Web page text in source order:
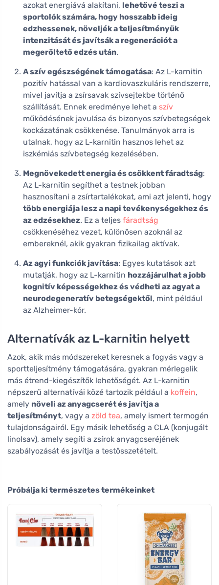
azokat energiává alakítani, lehetővé teszi a
sportolók számára, hogy hosszabb ideig
edzhessenek, növeljék a teljesítményük
intenzitását és javítsák a regenerációt a
megerőltető edzés után.
A szív egészségének támogatása: Az L-karnitin
pozitív hatással van a kardiovaszkuláris rendszerre,
mivel javítja a zsírsavak szívsejtekbe történő
szállítását. Ennek eredménye lehet a szív
működésének javulása és bizonyos szívbetegségek
kockázatának csökkenése. Tanulmányok arra is
utalnak, hogy az L-karnitin hasznos lehet az
iszkémiás szívbetegség kezelésében.
Megnövekedett energia és csökkent fáradtság:
Az L-karnitin segíthet a testnek jobban
hasznosítani a zsírtartalékokat, ami azt jelenti, hogy
több energiája lesz a napi tevékenységekhez és
az edzésekhez. Ez a teljes fáradtság
csökkenéséhez vezet, különösen azoknál az
embereknél, akik gyakran fizikailag aktívak.
Az agyi funkciók javítása: Egyes kutatások azt
mutatják, hogy az L-karnitin hozzájárulhat a jobb
kognitív képességekhez és védheti az agyat a
neurodegeneratív betegségektől, mint például
az Alzheimer-kór.
Alternatívák az L-karnitin helyett
Azok, akik más módszereket keresnek a fogyás vagy a
sportteljesítmény támogatására, gyakran mérlegelik
más étrend-kiegészítők lehetőségét. Az L-karnitin
népszerű alternatívái közé tartozik például a koffein,
amely növeli az anyagcserét és javítja a
teljesítményt, vagy a zöld tea, amely ismert termogén
tulajdonságairól. Egy másik lehetőség a CLA (konjugált
linolsav), amely segíti a zsírok anyagcseréjének
szabályozását és javítja a testösszetételt.
Próbálja ki természetes termékeinket